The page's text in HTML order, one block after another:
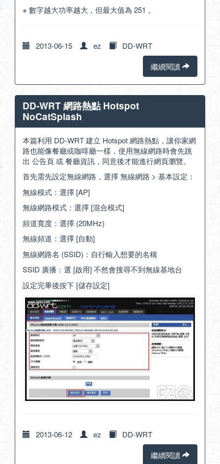
※ 數字越大功率越大，但最大值為 251 。
2013-06-15 ez
DD-WRT
繼續閱讀
DD-WRT 網路熱點 Hotspot
NoCatSplash
本篇利用 DD-WRT 建立 Hotspot 網路熱點，讓你家網
路也能像餐廳或咖啡廳一樣，使用無線網路時會先跳
出 公告頁 或 餐廳資訊，同意後才能進行網頁瀏覽。
首先需先設定無線網路，選擇 無線網路 > 基本設定：
無線模式：選擇 [AP]
無線網路模式：選擇 [混合模式]
頻道寬度：選擇 (20MHz)
無線頻道：選擇 [自動]
無線網路名 (SSID)：自行輸入想要的名稱
SSID 廣播：選 [啟用] 不然會搜尋不到無線基地台
設定完畢後按下 [儲存設定]
2013-06-12 ez
DD-WRT
繼續閱讀